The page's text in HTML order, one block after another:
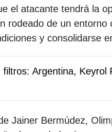
el atacante tendrá la
rodeado de un entorno
y consolidarse
filtros: Argentina, Keyrol
Jainer Bermúdez,